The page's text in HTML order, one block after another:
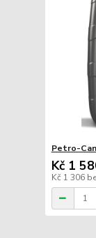
Petro-
Kč 1
Kč 1 306